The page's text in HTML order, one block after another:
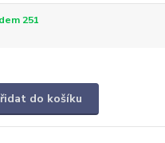
251
do košíku